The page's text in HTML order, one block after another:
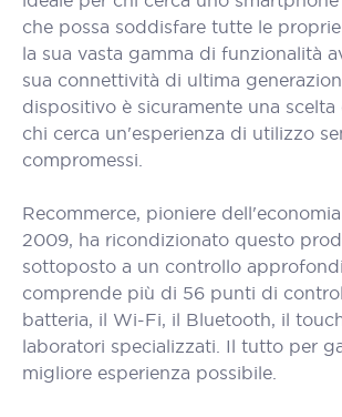
che possa soddisfare tutte le
la sua vasta gamma di funzionalità
sua connettività di ultima
dispositivo è sicuramente una scelta
chi cerca un'esperienza di utilizzo
compromessi.
Recommerce, pioniere
2009, ha ricondizionato questo
sottoposto a un controllo
comprende più di 56 punti di
batteria, il Wi-Fi, il Bluetooth, il
laboratori specializzati. Il tutto per
migliore esperienza possibile.